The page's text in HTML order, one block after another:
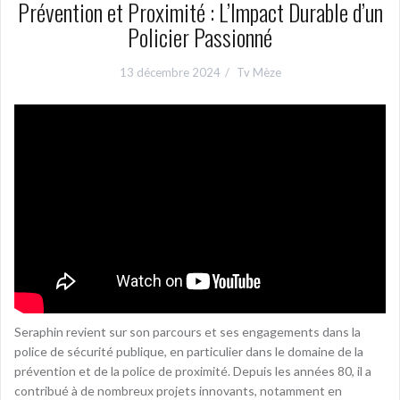
Prévention et Proximité : L’Impact Durable d’un
Policier Passionné
13 décembre 2024 Tv Mèze
Seraphin revient sur son parcours et ses engagements dans la
police de sécurité publique, en particulier dans le domaine de la
prévention et de la police de proximité. Depuis les années 80, il a
contribué à de nombreux projets innovants, notamment en